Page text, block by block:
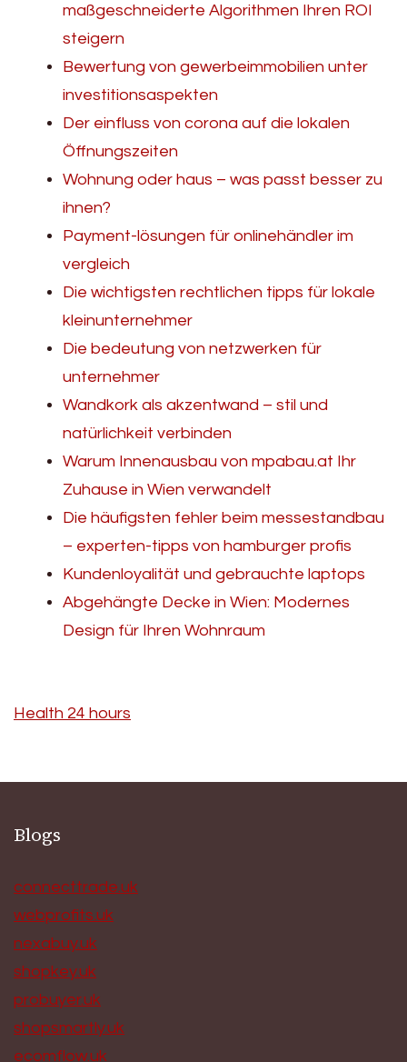
maßgeschneiderte Algorithmen Ihren ROI
steigern
Bewertung von gewerbeimmobilien unter
investitionsaspekten
Der einfluss von corona auf die lokalen
Öffnungszeiten
Wohnung oder haus – was passt besser zu
ihnen?
Payment-lösungen für onlinehändler im
vergleich
Die wichtigsten rechtlichen tipps für lokale
kleinunternehmer
Die bedeutung von netzwerken für
unternehmer
Wandkork als akzentwand – stil und
natürlichkeit verbinden
Warum Innenausbau von mpabau.at Ihr
Zuhause in Wien verwandelt
Die häufigsten fehler beim messestandbau
– experten-tipps von hamburger profis
Kundenloyalität und gebrauchte laptops
Abgehängte Decke in Wien: Modernes
Design für Ihren Wohnraum
Health 24 hours
Blogs
connecttrade.uk
webprofits.uk
nexabuy.uk
shopkey.uk
probuyer.uk
shopsmartly.uk
ecomflow.uk